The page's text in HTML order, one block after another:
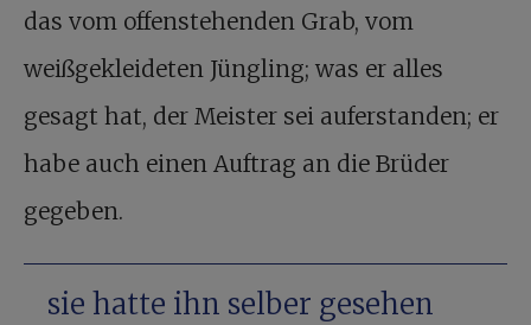
das vom offenstehenden Grab, vom
weißgekleideten Jüngling; was er alles
gesagt hat, der Meister sei auferstanden; er
habe auch einen Auftrag an die Brüder
gegeben.
sie hatte ihn selber gesehen